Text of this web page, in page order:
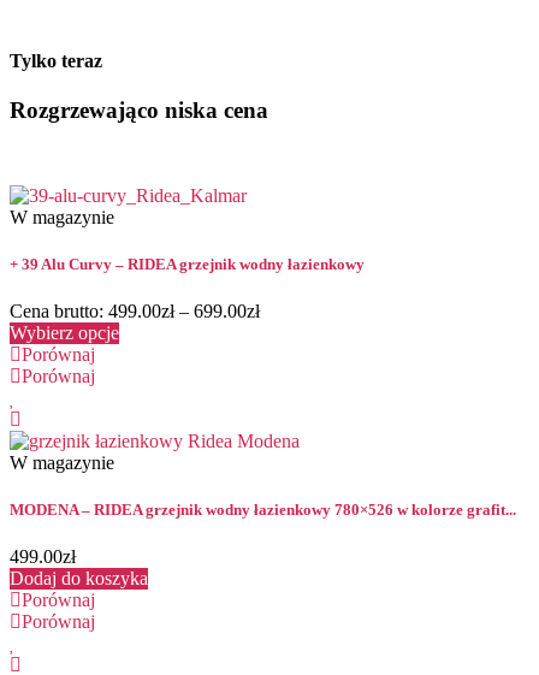
Tylko teraz
Rozgrzewająco niska cena
W magazynie
+ 39 Alu Curvy – RIDEA grzejnik wodny łazienkowy
Cena brutto: 499.00zł– 699.00zł
Wybierz opcje
Porównaj
Porównaj
W magazynie
MODENA – RIDEA grzejnik wodny łazienkowy 780×526 w kolorze grafit...
499.00zł
Dodaj do koszyka
Porównaj
Porównaj